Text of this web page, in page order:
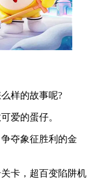
样的故事呢?
爱的蛋仔。
夺象征胜利的金
卡，超百变陷阱机